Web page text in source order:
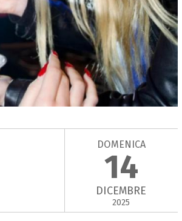
DOMENICA
14
DICEMBRE
2025